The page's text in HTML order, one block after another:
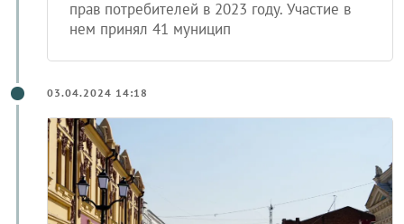
прав потребителей в 2023 году. Участие в
нем принял 41 муницип
03.04.2024 14:18